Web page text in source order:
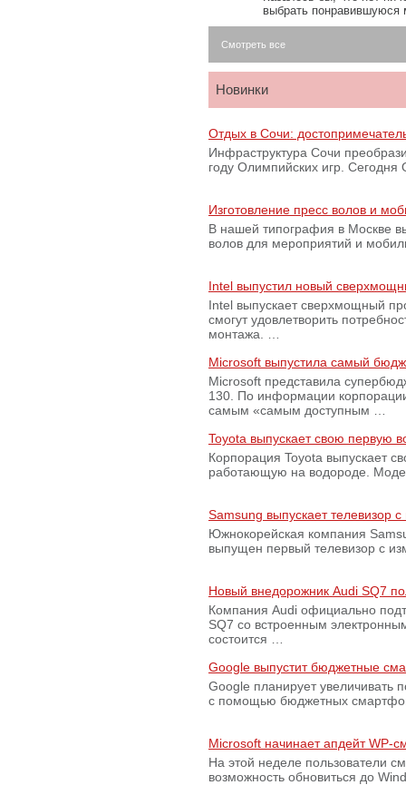
выбрать
Смотреть все
Новинки
Отдых в Сочи:
Инфраструктура Сочи
году Олимпийских игр.
Изготовление пресс волов и
В нашей типография в Москве
волов для мероприятий и
Intel выпустил новый
Intel выпускает сверхмощный
смогут удовлетворить
монтажа. …
Microsoft выпустила самый
Microsoft представила
130. По информации
самым «самым доступным …
Toyota выпускает свою первую
Корпорация Toyota выпускает
работающую на водороде.
Samsung выпускает телевизор
Южнокорейская компания
выпущен первый телевизор с
Новый внедорожник Audi SQ7
Компания Audi официально
SQ7 со встроенным
состоится …
Google выпустит бюджетные
Google планирует увеличивать
с помощью бюджетных
Microsoft начинает апдейт WP-
На этой неделе пользователи
возможность обновиться до